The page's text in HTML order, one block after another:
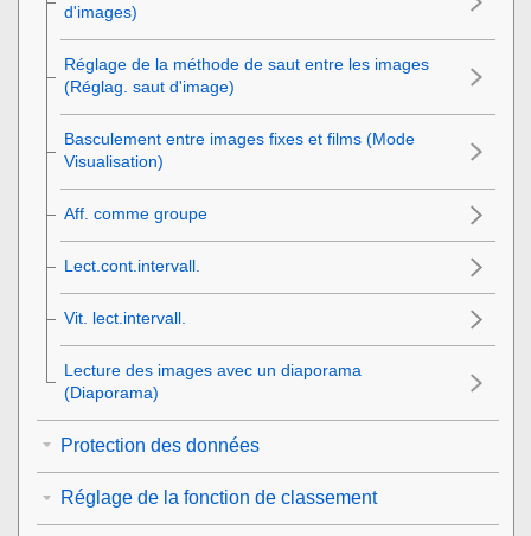
d'images)
Réglage de la méthode de saut entre les images
(Réglag. saut d'image)
Basculement entre images fixes et films (Mode
Visualisation)
Aff. comme groupe
Lect.cont.intervall.
Vit. lect.intervall.
Lecture des images avec un diaporama
(Diaporama)
Protection des données
Réglage de la fonction de classement